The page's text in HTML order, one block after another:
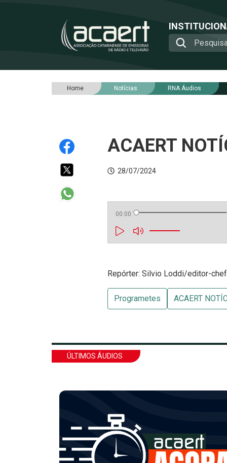
Home Notícias RNA Áudios
ACAERT
28/07/2024
00:00
Repórter: Silvio Loddi/editor-
Programetes ACAERT
ÚLTIMOS ÁUDIOS